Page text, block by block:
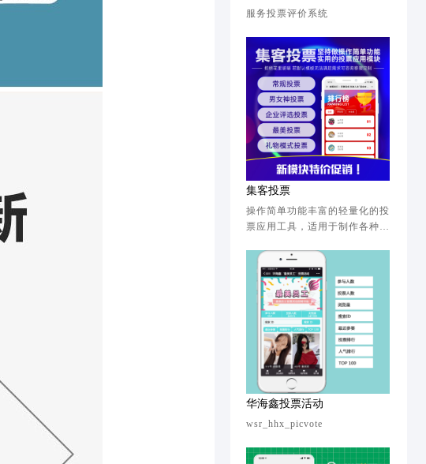
服务投票评价系统
集客投票
操作简单功能丰富的轻量化的投
票应用工具，适用于制作各种微
华海鑫投票活动
wsr_hhx_picvote